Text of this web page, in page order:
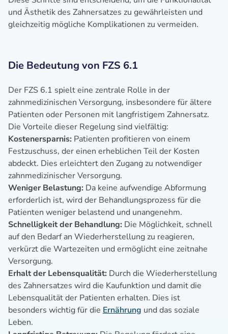
und Ästhetik des Zahnersatzes zu gewährleisten und
gleichzeitig mögliche Komplikationen zu vermeiden.
Die Bedeutung von FZS 6.1
Der FZS 6.1 spielt eine zentrale Rolle in der
zahnmedizinischen Versorgung, insbesondere für ältere
Patienten oder Personen mit langfristigem Zahnersatz.
Die Vorteile dieser Regelung sind vielfältig:
Kostenersparnis: Patienten profitieren von einem
Festzuschuss, der einen erheblichen Teil der Kosten
abdeckt. Dies erleichtert den Zugang zu notwendiger
zahnmedizinischer Versorgung.
Weniger Belastung: Da keine aufwendige Abformung
erforderlich ist, wird der Behandlungsprozess für die
Patienten weniger belastend und unangenehm.
Schnelligkeit der Behandlung: Die Möglichkeit, schnell
auf den Bedarf an Wiederherstellung zu reagieren,
verkürzt die Wartezeiten und ermöglicht eine zeitnahe
Versorgung.
Erhalt der Lebensqualität: Durch die Wiederherstellung
des Zahnersatzes wird die Kaufunktion und damit die
Lebensqualität der Patienten erhalten. Dies ist
besonders wichtig für die Ernährung und das soziale
Leben.